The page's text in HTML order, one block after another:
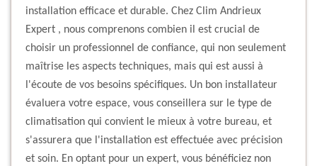
installation efficace et durable. Chez Clim Andrieux
Expert , nous comprenons combien il est crucial de
choisir un professionnel de confiance, qui non seulement
maîtrise les aspects techniques, mais qui est aussi à
l'écoute de vos besoins spécifiques. Un bon installateur
évaluera votre espace, vous conseillera sur le type de
climatisation qui convient le mieux à votre bureau, et
s'assurera que l'installation est effectuée avec précision
et soin. En optant pour un expert, vous bénéficiez non